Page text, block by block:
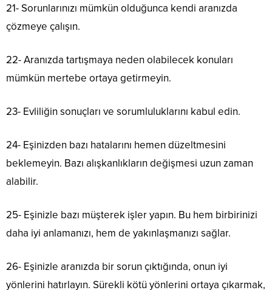
21- Sorunlarınızı mümkün olduğunca kendi aranızda
çözmeye çalışın.
22- Aranızda tartışmaya neden olabilecek konuları
mümkün mertebe ortaya getirmeyin.
23- Evliliğin sonuçları ve sorumluluklarını kabul edin.
24- Eşinizden bazı hatalarını hemen düzeltmesini
beklemeyin. Bazı alışkanlıkların değişmesi uzun zaman
alabilir.
25- Eşinizle bazı müşterek işler yapın. Bu hem birbirinizi
daha iyi anlamanızı, hem de yakınlaşmanızı sağlar.
26- Eşinizle aranızda bir sorun çıktığında, onun iyi
yönlerini hatırlayın. Sürekli kötü yönlerini ortaya çıkarmak,